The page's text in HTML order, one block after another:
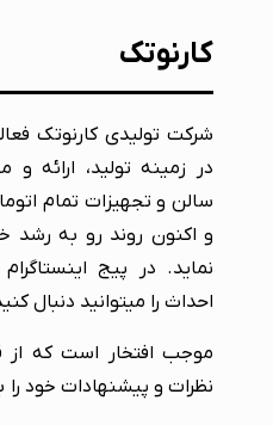
کارنوتک
در زمینه تولید، ارائه
سالن و تجهیزات تمام
و اکنون روند رو به
نماید. در پیج
احداث را میتوانید دنبال
موجب افتخار است که
نظرات و پیشنهادات خود را